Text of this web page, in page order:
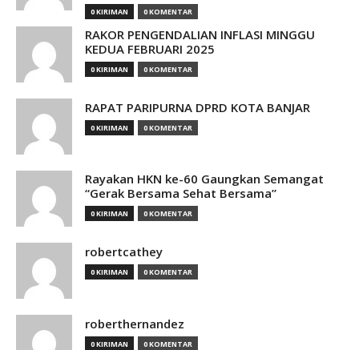
0 KIRIMAN 0 KOMENTAR
RAKOR PENGENDALIAN INFLASI MINGGU
KEDUA FEBRUARI 2025
0 KIRIMAN 0 KOMENTAR
RAPAT PARIPURNA DPRD KOTA BANJAR
0 KIRIMAN 0 KOMENTAR
Rayakan HKN ke-60 Gaungkan Semangat
“Gerak Bersama Sehat Bersama”
0 KIRIMAN 0 KOMENTAR
robertcathey
0 KIRIMAN 0 KOMENTAR
roberthernandez
0 KIRIMAN 0 KOMENTAR